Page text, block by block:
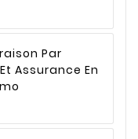
Par
Assurance En